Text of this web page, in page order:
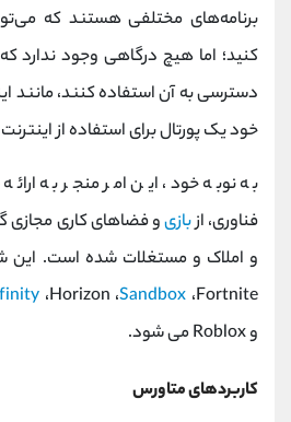
برنامه‌های مختلفی هستند که
کنید؛ اما هیچ درگاهی وجود ندارد
دسترسی به آن استفاده کنند، مانند
خود یک پورتال برای استفاده از
به نوبه خود، این امر منجر به
فناوری، ازبازیو فضاهای کاری مجازی
و املاک و مستغلات شده است. این
،Horizon ،Sandbox ،Fortnite
و Roblox می شود.
کاربردهای متاورس